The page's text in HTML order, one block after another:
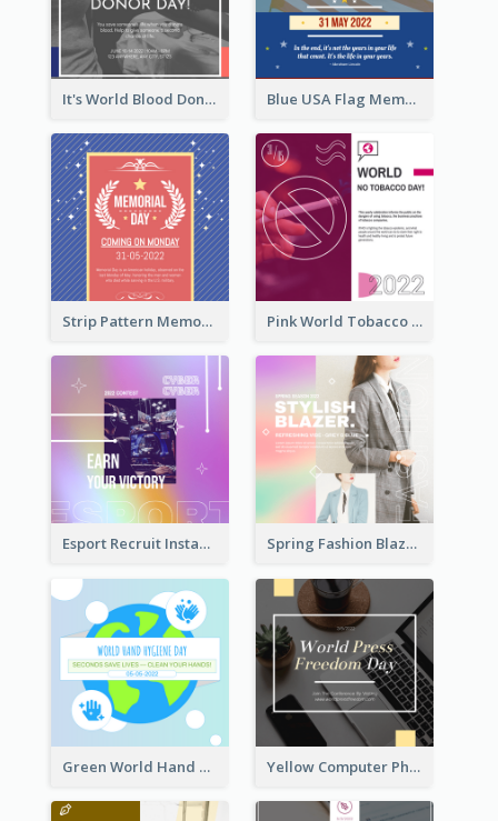
It's World Blood Donor Day Photo Instagram Post Blue USA Flag Memorial Day Instagram Post Design
Strip Pattern Memorial Day Instagram Post Pink World Tobacco Day Instagram Post
Esport Recruit Instagram Post Spring Fashion Blazer Instagram Post
Green World Hand Hygiene Day Instagram Post Yellow Computer Photo World Press Freedom Day Instagram Post